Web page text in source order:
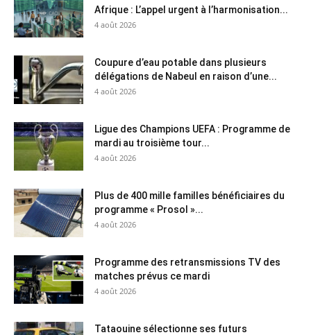
Afrique : L’appel urgent à l’harmonisation...
4 août 2026
Coupure d’eau potable dans plusieurs
délégations de Nabeul en raison d’une...
4 août 2026
Ligue des Champions UEFA : Programme de
mardi au troisième tour...
4 août 2026
Plus de 400 mille familles bénéficiaires du
programme « Prosol »...
4 août 2026
Programme des retransmissions TV des
matches prévus ce mardi
4 août 2026
Tataouine sélectionne ses futurs